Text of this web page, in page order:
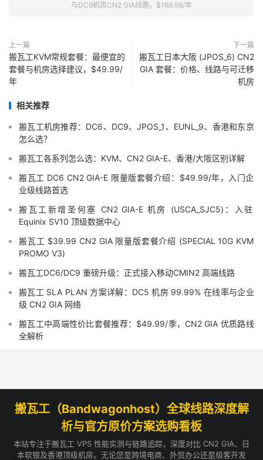
与DC9机房CN2 GIA线路，$169.99/年
上一篇
搬瓦工KVM常规套餐：最便宜的
套餐与机房选择建议，$49.99/
年
下一篇
搬瓦工日本大阪 (JPOS_6) CN2
GIA 套餐：价格、线路与可迁移
机房
相关推荐
搬瓦工机房推荐：DC6、DC9、JPOS_1、EUNL_9、香港和东京
怎么选？
搬瓦工各系列怎么选：KVM、CN2 GIA-E、香港/大阪区别详解
搬瓦工 DC6 CN2 GIA-E 限量版套餐介绍：$49.99/年，入门企
业级线路首选
搬瓦工新增圣何塞 CN2 GIA-E 机房 (USCA_SJC5)：入驻
Equinix SV10 顶级数据中心
搬瓦工 $39.99 CN2 GIA 限量版套餐介绍 (SPECIAL 10G KVM
PROMO V3)
搬瓦工DC6/DC9 重磅升级：正式接入移动CMIN2 高端线路
搬瓦工 SLA PLAN 方案详解：DC5 机房 99.99% 在线率与企业
级 CN2 GIA 网络
搬瓦工中高端性价比套餐推荐：$49.99/季，CN2 GIA 优质路线
全解析
搬瓦工（Bandwagonhost）全球线路深度解
析与官方原价方案选购看板
本站专注于搬瓦工 VPS 性能实测与链路追踪，深度对比 CN2 GIA、日
本软银及香港顶级机房。无论您是跨境电商、外贸办公还是极客开发